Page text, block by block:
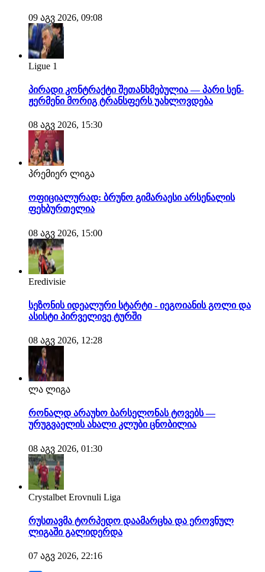
09 აგვ 2026, 09:08
Ligue 1
პირადი კონტრაქტი შეთანხმებულია — პარი სენ-
ჟერმენი მორიგ ტრანსფერს უახლოვდება
08 აგვ 2026, 15:30
პრემიერ ლიგა
ოფიციალურად: ბრუნო გიმარაესი არსენალის
ფეხბურთელია
08 აგვ 2026, 15:00
Eredivisie
სეზონის იდეალური სტარტი - იეგოიანის გოლი და
ასისტი პირველივე ტურში
08 აგვ 2026, 12:28
ლა ლიგა
რონალდ არაუხო ბარსელონას ტოვებს —
ურუგვაელის ახალი კლუბი ცნობილია
08 აგვ 2026, 01:30
Crystalbet Erovnuli Liga
რუსთავმა ტორპედო დაამარცხა და ეროვნულ
ლიგაში გალიდერდა
07 აგვ 2026, 22:16